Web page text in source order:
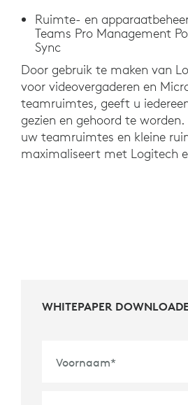
Ruimte- en
Teams Pro Management
Sync
Door gebruik te maken van
voor videovergaderen en
teamruimtes, geeft u
gezien en gehoord te
uw teamruimtes en kleine
maximaliseert met Logitech
WHITEPAPER
Voornaam*